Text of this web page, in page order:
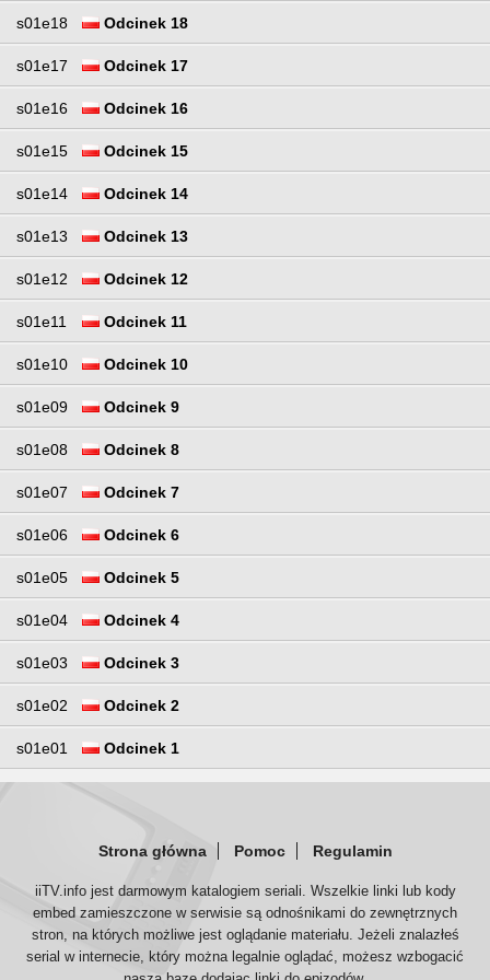
s01e18 Odcinek 18
s01e17 Odcinek 17
s01e16 Odcinek 16
s01e15 Odcinek 15
s01e14 Odcinek 14
s01e13 Odcinek 13
s01e12 Odcinek 12
s01e11 Odcinek 11
s01e10 Odcinek 10
s01e09 Odcinek 9
s01e08 Odcinek 8
s01e07 Odcinek 7
s01e06 Odcinek 6
s01e05 Odcinek 5
s01e04 Odcinek 4
s01e03 Odcinek 3
s01e02 Odcinek 2
s01e01 Odcinek 1
Strona główna Pomoc Regulamin
iiTV.info jest darmowym katalogiem seriali. Wszelkie linki lub kody
embed zamieszczone w serwisie są odnośnikami do zewnętrznych
stron, na których możliwe jest oglądanie materiału. Jeżeli znalazłeś
serial w internecie, który można legalnie oglądać, możesz wzbogacić